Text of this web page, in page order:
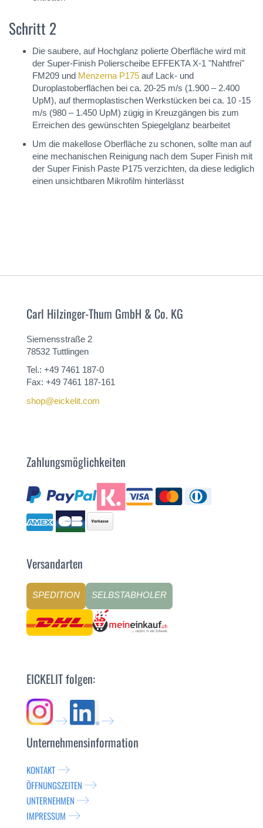
Schritt 2
Die saubere, auf Hochglanz polierte Oberfläche wird mit
der Super-Finish Polierscheibe EFFEKTA X-1 "Nahtfrei"
FM209 und Menzerna P175 auf Lack- und
Duroplastoberflächen bei ca. 20-25 m/s (1.900 – 2.400
UpM), auf thermoplastischen Werkstücken bei ca. 10 -15
m/s (980 – 1.450 UpM) zügig in Kreuzgängen bis zum
Erreichen des gewünschten Spiegelglanz bearbeitet
Um die makellose Oberfläche zu schonen, sollte man auf
eine mechanischen Reinigung nach dem Super Finish mit
der Super Finish Paste P175 verzichten, da diese lediglich
einen unsichtbaren Mikrofilm hinterlässt
Carl Hilzinger-Thum GmbH & Co. KG
Siemensstraße 2
78532 Tuttlingen
Tel.: +49 7461 187-0
Fax: +49 7461 187-161
shop@eickelit.com
Zahlungsmöglichkeiten
Versandarten
SPEDITION SELBSTABHOLER
EICKELIT folgen:
Unternehmensinformation
KONTAKT
ÖFFNUNGSZEITEN
UNTERNEHMEN
IMPRESSUM